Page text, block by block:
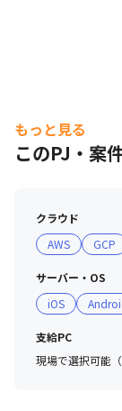
もっと見る
このPJ・案
クラウド
AWS
GCP
サーバー・OS
iOS
支給PC
現場で選択可能